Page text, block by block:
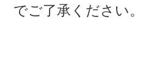
でご了承ください。